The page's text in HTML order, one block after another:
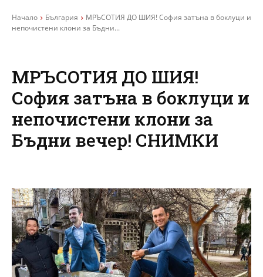
Начало България
МРЪСОТИЯ ДО ШИЯ! София затъна в боклуци и
непочистени клони за Бъдни...
МРЪСОТИЯ ДО ШИЯ!
София затъна в боклуци и
непочистени клони за
Бъдни вечер! СНИМКИ